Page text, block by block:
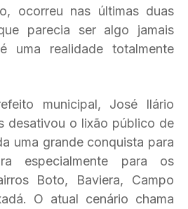
ocorreu nas últimas duas
parecia ser algo jamais
uma realidade totalmente
municipal, José Ilário
desativou o lixão público de
uma grande conquista para
especialmente para os
Boto, Baviera, Campo
O atual cenário chama